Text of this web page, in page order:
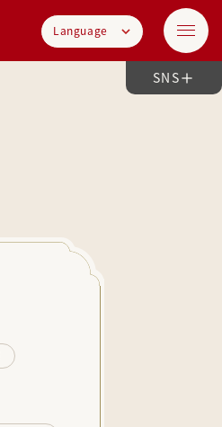
Language
SNS